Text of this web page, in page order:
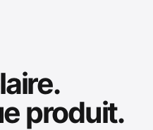
produit.